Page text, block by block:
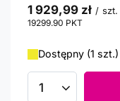
1 929,99 zł / szt.
19299.90 PKT
Dostępny (1 szt.)
Ilość produktów